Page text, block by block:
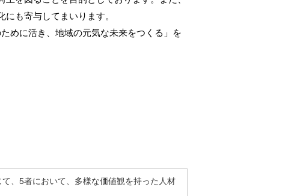
も寄与してまいります。
めに活き、地域の元気な未来をつくる」を
、5者において、多様な価値観を持った人材